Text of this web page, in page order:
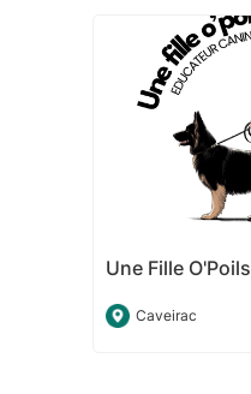
Une Fille O'Poils
Caveirac